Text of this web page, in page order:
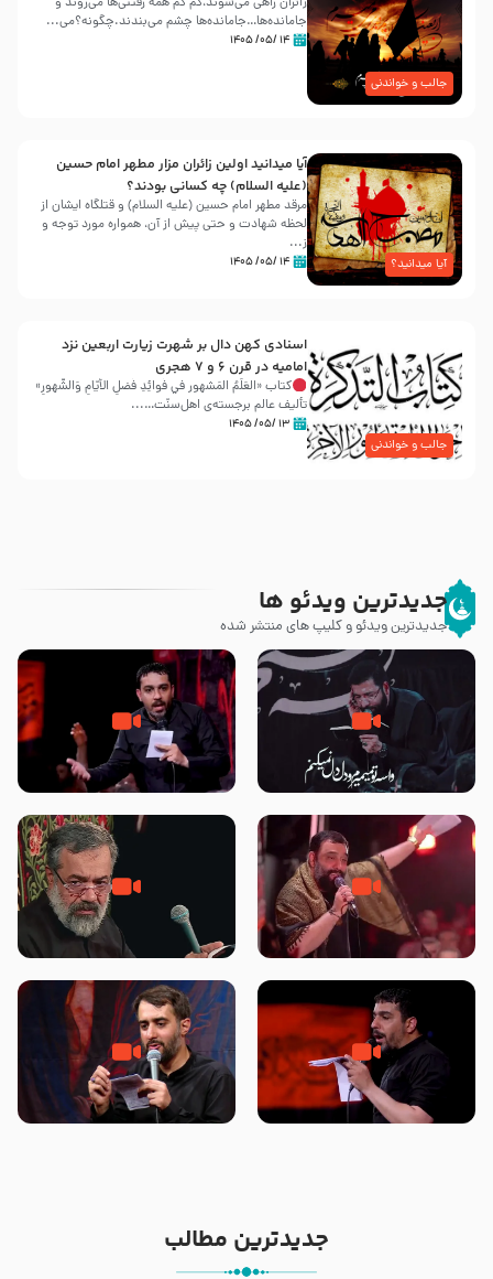
جالب و خواندنی
جامانده‌ها…جامانده‌ها چشم می‌بندند.چگونه؟می‌...
۱۴ /۰۵/ ۱۴۰۵
آیا میدانید؟
آیا میدانید اولین زائران مزار مطهر امام حسین
(علیه السلام) چه کسانی بودند؟
مرقد مطهر امام حسین (علیه السلام) و قتلگاه ایشان از
لحظه شهادت و حتی پیش از آن، همواره مورد توجه و
ز...
۱۴ /۰۵/ ۱۴۰۵
جالب و خواندنی
اسنادی کهن دال بر شهرت زیارت اربعین نزد
امامیه در قرن ۶ و ۷ هجری
کتاب «العَلَمُ المَشهور في فَوائِدِ فَضلِ الأيّامِ وَالشُّهورِ»
تألیف عالم برجسته‌ی اهل‌سنّت…...
۱۳ /۰۵/ ۱۴۰۵
جدیدترین ویدئو ها
جدیدترین ویدئو و کلیپ های منتشر شده
مصداق کربلا – حاج حسین سیب
سرخی
شور ، حسینا! به‌ حق زهرا «أُنْظُرْ
إِلَینا» – عزاداری شب هفتم ماه
جانا جانا ابی عبدالله – کربلایی جواد
مقدم – شب هشتم محرم 1448 –
مادر منم مثل تو خمیدم – حاج
محمود کریمی – شهادت حضرت
هیئت رایة العباس علیه السلام
تک ، عبّاس، صاحب دل‌هاست –
حاج حنیف طاهری – عزاداری شب
من غلام نوکراتم من عاشق کربلاتم
– شور زمینه – شب هفتم – محرم
جدیدترین مطالب